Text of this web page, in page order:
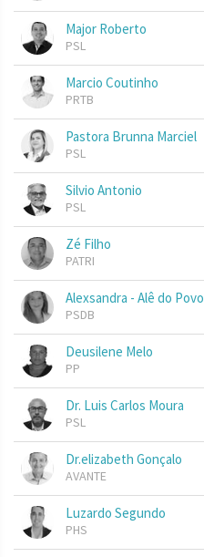
Major Roberto
PSL
Marcio Coutinho
PRTB
Pastora Brunna Marciel
PSL
Silvio Antonio
PSL
Zé Filho
PATRI
Alexsandra - Alê do Povo
PSDB
Deusilene Melo
PP
Dr. Luis Carlos Moura
PSL
Dr.elizabeth Gonçalo
AVANTE
Luzardo Segundo
PHS